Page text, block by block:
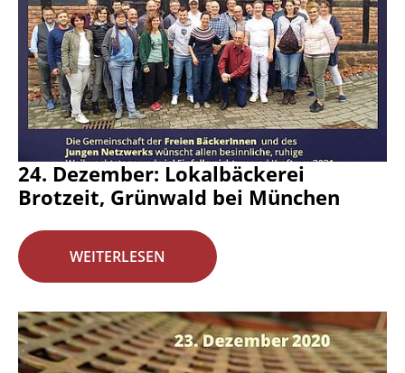
24. Dezember: Lokalbäckerei
Brotzeit, Grünwald bei München
WEITERLESEN